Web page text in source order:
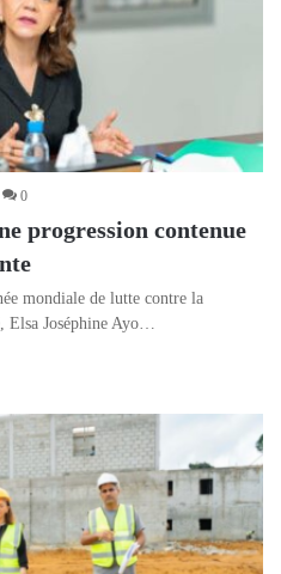
0
progression contenue
mondiale de lutte contre la
Elsa Joséphine Ayo…